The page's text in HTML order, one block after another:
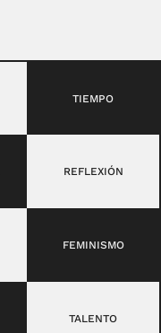
TIEMPO
REFLEXIÓN
FEMINISMO
TALENTO